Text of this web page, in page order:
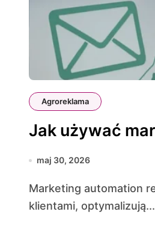
Agroreklama
Jak używać
maj 30, 2026
Marketing automation rewolucjonizuje sposób, w jaki firmy z sektora agro komunikują się z
klientami, optymalizują...